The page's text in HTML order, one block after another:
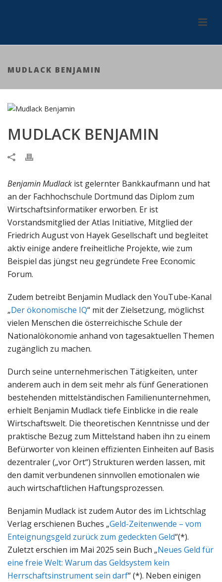
MUDLACK BENJAMIN
MUDLACK BENJAMIN
Benjamin Mudlack ist gelernter Bankkaufmann und hat
an der Fachhochschule Dortmund das Diplom zum
Wirtschaftsinformatiker erworben. Er ist
Vorstandsmitglied der Atlas Initiative, Mitglied der
Friedrich August von Hayek Gesellschaft und begleitet
aktiv einige andere freiheitliche Projekte, wie zum
Beispiel das jüngst neu gegründete Free Economic
Forum.
Zudem betreibt Benjamin Mudlack den YouTube-Kanal
„Der ökonomische IQ“ mit der Zielsetzung, möglichst
vielen Menschen die österreichische Schule der
Nationalökonomie anhand von tagesaktuellen Themen
zugänglich zu machen.
Durch seine unternehmerischen Tätigkeiten, unter
anderem auch in dem seit mehr als fünf Generationen
bestehenden mittelständischen Familienunternehmen,
erhielt Benjamin Mudlack tiefe Einblicke in die reale
Wirtschaftswelt. Die theoretischen Kenntnisse und der
praktische Bezug zum Mittelstand haben ihn zu einem
Befürworter von kleinen effizienten Einheiten auf Basis
dezentraler („vor Ort“) Strukturen werden lassen, mit
den damit verbundenen sinnvollen emotionalen wie
auch wirtschaftlichen Haftungsprozessen.
Benjamin Mudlack ist zudem Autor des im Lichtschlag
Verlag erschienen Buches „Geld-Zeitenwende – vom
Enteignungsgeld zurück zum gedeckten Geld“(*).
Zuletzt erschien im Mai 2025 sein Buch „Neues Geld für
eine freie Welt: Warum das Geldsystem kein
Herrschaftsinstrument sein darf“ (*). Neben einigen